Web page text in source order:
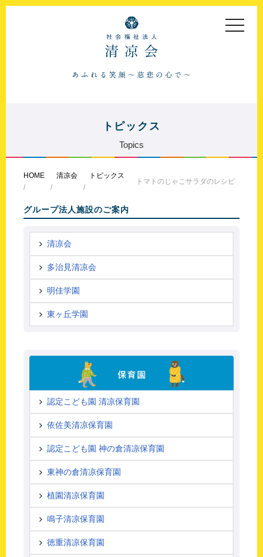
toggle
トピックス
Topics
HOME 清凉会 トピックス
トマトのじゃこサラダのレシピ
グループ法人施設のご案内
清凉会
多治見清凉会
明佳学園
東ヶ丘学園
認定こども園 清凉保育園
依佐美清凉保育園
認定こども園 神の倉清凉保育園
東神の倉清凉保育園
植園清凉保育園
鳴子清凉保育園
徳重清凉保育園